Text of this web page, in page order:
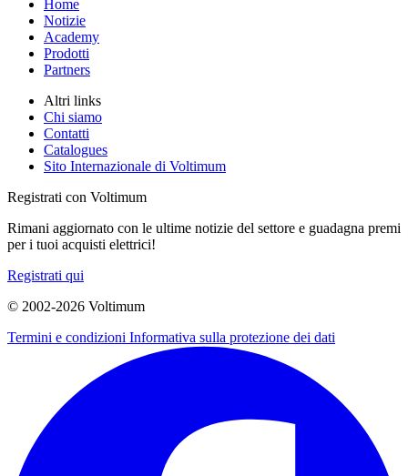
Home
Notizie
Academy
Prodotti
Partners
Altri links
Chi siamo
Contatti
Catalogues
Sito Internazionale di Voltimum
Registrati con Voltimum
Rimani aggiornato con le ultime notizie del settore e guadagna premi
per i tuoi acquisti elettrici!
Registrati qui
© 2002-2026 Voltimum
Termini e condizioni Informativa sulla protezione dei dati